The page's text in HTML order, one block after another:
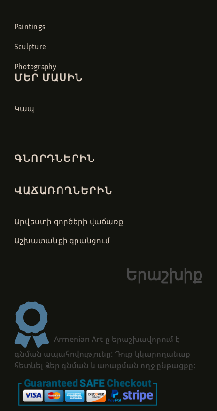
Paintings
Sculpture
Photography
ՄԵՐ ՄԱՍԻՆ
Կապ
ԳՆՈՐԴՆԵՐԻՆ
ՎԱՃԱՌՈՂՆԵՐԻՆ
Արվեստի գործերի վաճառք
Աշխատանքի գրանցում
Երաշխիք
Armenian Art-ը երաշխավորում է
գնման ապահովությունը: Դուք կկարողանաք
հետևել Ձեր գնման և առաքման ողջ ընթացքը: